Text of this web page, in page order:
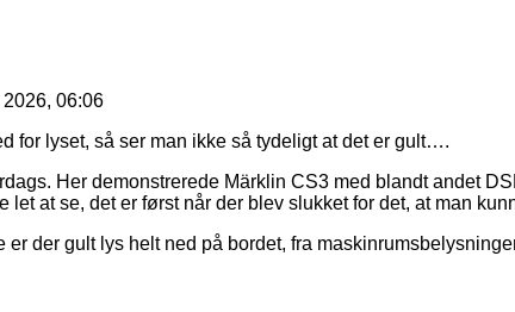
06:06
for lyset, så ser man ikke så tydeligt at det er gult….
Her demonstrerede Märklin CS3 med blandt andet
let at se, det er først når der blev slukket for det, at man
er der gult lys helt ned på bordet, fra